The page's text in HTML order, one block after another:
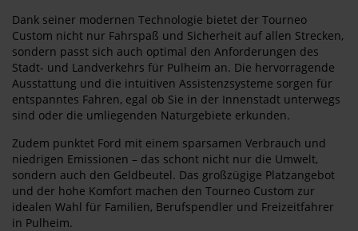
Dank seiner modernen Technologie bietet der Tourneo
Custom nicht nur Fahrspaß und Sicherheit auf allen Strecken,
sondern passt sich auch optimal den Anforderungen des
Stadt- und Landverkehrs für Pulheim an. Die hervorragende
Ausstattung und die intuitiven Assistenzsysteme sorgen für
entspanntes Fahren, egal ob Sie in der Innenstadt unterwegs
sind oder die umliegenden Naturgebiete erkunden.
Zudem punktet Ford mit einem sparsamen Verbrauch und
niedrigen Emissionen – das schont nicht nur die Umwelt,
sondern auch den Geldbeutel. Das großzügige Platzangebot
und der hohe Komfort machen den Tourneo Custom zur
idealen Wahl für Familien, Berufspendler und Freizeitfahrer
in Pulheim.